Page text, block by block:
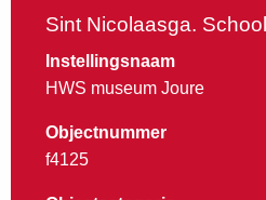
Sint Nicolaasga.
Instellingsnaam
HWS museum Joure
Objectnummer
f4125